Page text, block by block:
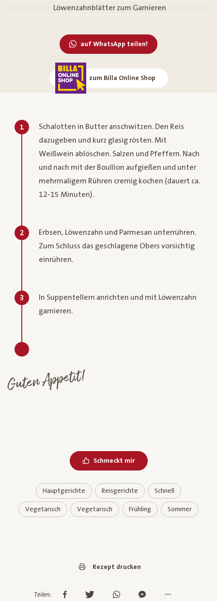
Löwenzahnblätter zum Garnieren
auf WhatsApp teilen!
zum Billa Online Shop
1
Schalotten in Butter anschwitzen. Den Reis
dazugeben und kurz glasig rösten. Mit
Weißwein ablöschen. Salzen und Pfeffern. Nach
und nach mit der Boullion aufgießen und unter
mehrmaligem Rühren cremig kochen (dauert ca.
12-15 Minuten).
2
Erbsen, Löwenzahn und Parmesan unterrühren.
Zum Schluss das geschlagene Obers vorsichtig
einrühren.
3
In Suppentellern anrichten und mit Löwenzahn
garnieren.
Guten Appetit!
Schmeckt mir
Hauptgerichte Reisgerichte Schnell
Vegetarisch Vegetarisch Frühling Sommer
Rezept drucken
Teilen: